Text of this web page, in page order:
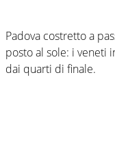
Padova costretto a
posto al sole: i veneti
dai quarti di finale.